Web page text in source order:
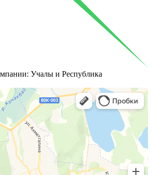
Учалы и Республика